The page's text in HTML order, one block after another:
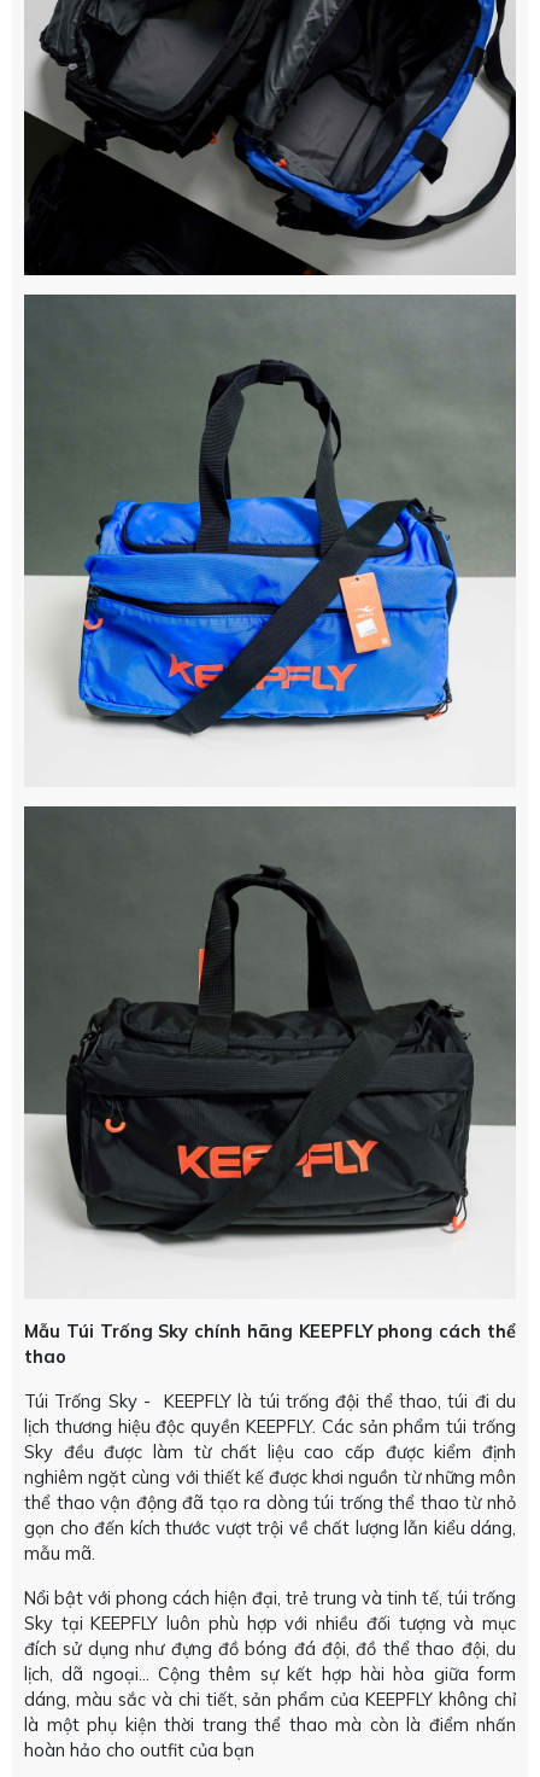
Mẫu Túi Trống Sky chính hãng KEEPFLY phong cách thể
thao
Túi Trống Sky - KEEPFLY là túi trống đội thể thao, túi đi du
lịch thương hiệu độc quyền KEEPFLY. Các sản phẩm túi trống
Sky đều được làm từ chất liệu cao cấp được kiểm định
nghiêm ngặt cùng với thiết kế được khơi nguồn từ những môn
thể thao vận động đã tạo ra dòng túi trống thể thao từ nhỏ
gọn cho đến kích thước vượt trội về chất lượng lẫn kiểu dáng,
mẫu mã.
Nổi bật với phong cách hiện đại, trẻ trung và tinh tế, túi trống
Sky tại KEEPFLY luôn phù hợp với nhiều đối tượng và mục
đích sử dụng như đựng đồ bóng đá đội, đồ thể thao đội, du
lịch, dã ngoại... Cộng thêm sự kết hợp hài hòa giữa form
dáng, màu sắc và chi tiết, sản phẩm của KEEPFLY không chỉ
là một phụ kiện thời trang thể thao mà còn là điểm nhấn
hoàn hảo cho outfit của bạn